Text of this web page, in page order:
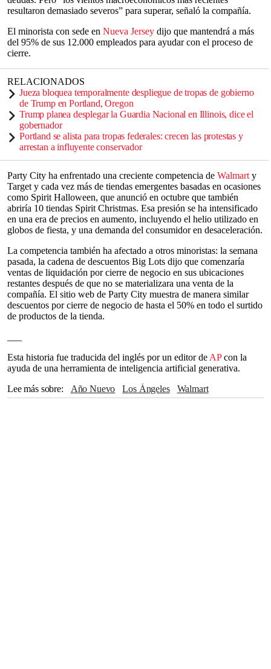
resultaron demasiado severos” para superar, señaló la compañía.
El minorista con sede en Nueva Jersey dijo que mantendrá a más
del 95% de sus 12.000 empleados para ayudar con el proceso de
cierre.
RELACIONADOS
Jueza bloquea temporalmente despliegue de tropas de gobierno
de Trump en Portland, Oregon
Trump planea desplegar la Guardia Nacional en Illinois, dice el
gobernador
Portland se alista para tropas federales: crecen las protestas y
arrestan a influyente conservador
Party City ha enfrentado una creciente competencia de Walmart y
Target y cada vez más de tiendas emergentes basadas en ocasiones
como Spirit Halloween, que anunció en octubre que también
abriría 10 tiendas Spirit Christmas. Esa presión se ha intensificado
en una era de precios en aumento, incluyendo el helio utilizado en
globos de fiesta, y una demanda del consumidor en desaceleración.
La competencia también ha afectado a otros minoristas: la semana
pasada, la cadena de descuentos Big Lots dijo que comenzaría
ventas de liquidación por cierre de negocio en sus ubicaciones
restantes después de que no se materializara una venta de la
compañía. El sitio web de Party City muestra de manera similar
descuentos por cierre de negocio de hasta el 50% en todo el surtido
de productos de la tienda.
Esta historia fue traducida del inglés por un editor de APcon la
ayuda de una herramienta de inteligencia artificial generativa.
Lee más sobre
Año Nuevo Los Ángeles
Walmart